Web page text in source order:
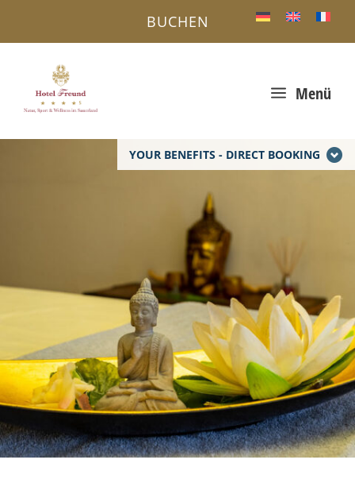
YOUR BENEFITS - DIRECT BOOKING
a Menü
BUCHEN